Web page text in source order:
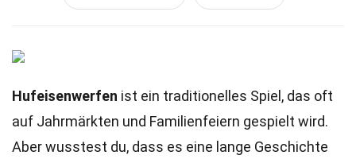
Hufeisenwerfen ist ein traditionelles Spiel, das oft
auf Jahrmärkten und Familienfeiern gespielt wird.
Aber wusstest du, dass es eine lange Geschichte